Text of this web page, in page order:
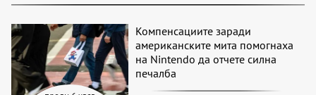
Компенсациите заради
американските мита помогнаха
на Nintendo да отчете силна
печалба